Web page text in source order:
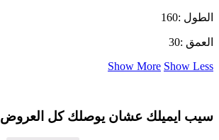
الطول :160
العمق :30
Show More Show Less
سيب ايميلك عشان يوصلك كل العروض